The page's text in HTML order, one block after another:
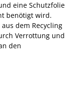
eine Schutzfolie
benötigt wird.
dem Recycling
Verrottung und
den